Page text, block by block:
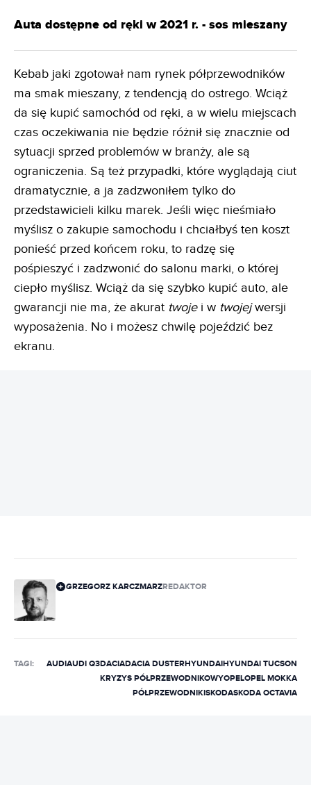
Auta dostępne od ręki w 2021 r. - sos mieszany
Kebab jaki zgotował nam rynek półprzewodników
ma smak mieszany, z tendencją do ostrego. Wciąż
da się kupić samochód od ręki, a w wielu miejscach
czas oczekiwania nie będzie różnił się znacznie od
sytuacji sprzed problemów w branży, ale są
ograniczenia. Są też przypadki, które wyglądają ciut
dramatycznie, a ja zadzwoniłem tylko do
przedstawicieli kilku marek. Jeśli więc nieśmiało
myślisz o zakupie samochodu i chciałbyś ten koszt
ponieść przed końcem roku, to radzę się
pośpieszyć i zadzwonić do salonu marki, o której
ciepło myślisz. Wciąż da się szybko kupić auto, ale
gwarancji nie ma, że akurat twojei w twojejwersji
wyposażenia. No i możesz chwilę pojeździć bez
ekranu.
GRZEGORZ KARCZMARZREDAKTOR
TAGI: AUDIAUDI Q3DACIADACIA DUSTERHYUNDAIHYUNDAI TUCSON
KRYZYS PÓŁPRZEWODNIKOWYOPELOPEL MOKKA
PÓŁPRZEWODNIKISKODASKODA OCTAVIA